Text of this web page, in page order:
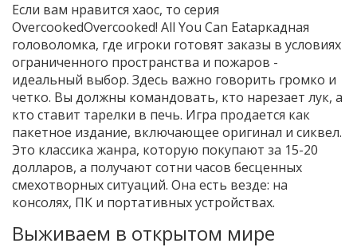
Если вам нравится хаос, то серия
OvercookedOvercooked! All You Can Eatаркадная
головоломка, где игроки готовят заказы в условиях
ограниченного пространства и пожаров -
идеальный выбор. Здесь важно говорить громко и
четко. Вы должны командовать, кто нарезает лук, а
кто ставит тарелки в печь. Игра продается как
пакетное издание, включающее оригинал и сиквел.
Это классика жанра, которую покупают за 15-20
долларов, а получают сотни часов бесценных
смехотворных ситуаций. Она есть везде: на
консолях, ПК и портативных устройствах.
Выживаем в открытом мире